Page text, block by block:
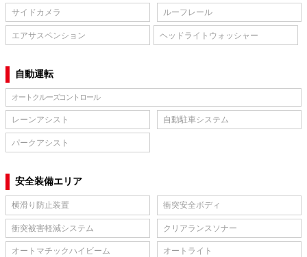
サイドカメラ ルーフレール
エアサスペンション ヘッドライトウォッシャー
自動運転
オートクルーズコントロール
レーンアシスト 自動駐車システム
パークアシスト
安全装備エリア
横滑り防止装置 衝突安全ボディ
衝突被害軽減システム クリアランスソナー
オートマチックハイビーム オートライト